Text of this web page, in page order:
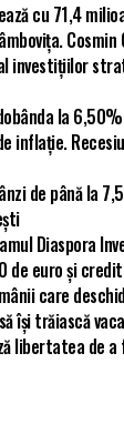
cu 71,4
Cosmin
investițiilor
la
inflație.
de până la
Diaspora
de euro și
care
își trăiască
libertatea de a